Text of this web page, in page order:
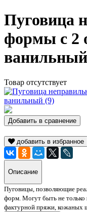
Пуговица
формы с 2
Товар отсутствует
Добавить в сравнение
добавить в избранное
Описание
Пуговицы, позволяющие
форм. Могут быть не
фактурной пряжи, кожаных